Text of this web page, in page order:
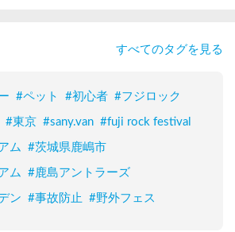
すべてのタグを見る
#ペット #初心者 #フジロック
#東京 #sany.van #fuji rock festival
ム #茨城県鹿嶋市
ム #鹿島アントラーズ
ン #事故防止 #野外フェス